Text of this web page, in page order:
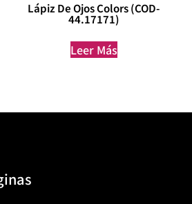
Lápiz De Ojos Colors (COD-
44.17171)
Leer Más